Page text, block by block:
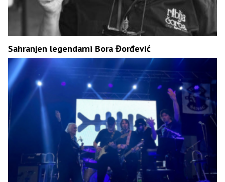
Sahranjen legendarni Bora Đorđević